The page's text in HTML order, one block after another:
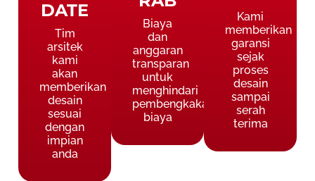
DATE
Tim
arsitek
kami
akan
memberikan
desain
sesuai
dengan
impian
anda
Biaya
dan
anggaran
transparan
untuk
menghindari
pembengkakan
biaya
Kami
memberikan
garansi
sejak
proses
desain
sampai
serah
terima